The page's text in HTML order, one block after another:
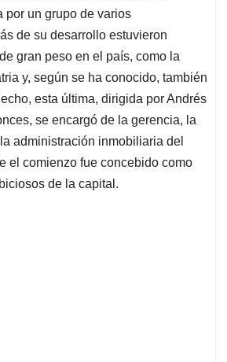
por un grupo de varios
de su desarrollo estuvieron
gran peso en el país, como la
y, según se ha conocido, también
esta última, dirigida por Andrés
se encargó de la gerencia, la
administración inmobiliaria del
el comienzo fue concebido como
de la capital.